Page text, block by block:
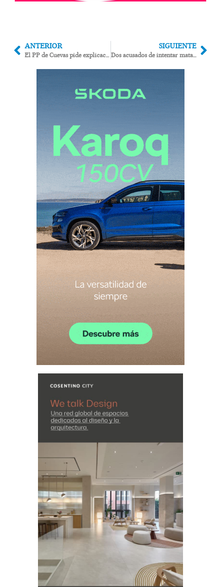
ANTERIOR
El PP de Cuevas pide explicaciones sobre la legalidad de construir a 30 metros del mar en Cala Panizo
SIGUIENTE
Dos acusados de intentar matar a cuchilladas a un hombre en Los Gallardos se sientan hoy en el banquillo